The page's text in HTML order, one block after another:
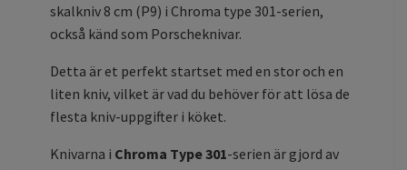
skalkniv 8 cm (P9) i Chroma type 301-serien,
också känd som Porscheknivar.
Detta är et perfekt startset med en stor och en
liten kniv, vilket är vad du behöver för att lösa de
flesta kniv-uppgifter i köket.
Knivarna i Chroma Type 301-serien är gjord av